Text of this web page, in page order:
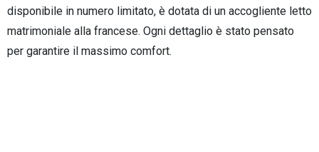
disponibile in numero limitato, è dotata di un accogliente letto
matrimoniale alla francese. Ogni dettaglio è stato pensato
per garantire il massimo comfort.
Adulti Bambini